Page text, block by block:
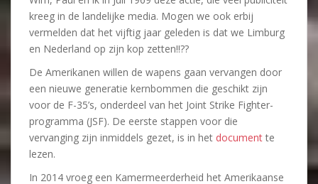
kreeg in de landelijke media. Mogen we ook erbij
vermelden dat het vijftig jaar geleden is dat we Limburg
en Nederland op zijn kop zetten!!??
De Amerikanen willen de wapens gaan vervangen door
een nieuwe generatie kernbommen die geschikt zijn
voor de F-35’s, onderdeel van het Joint Strike Fighter-
programma (JSF). De eerste stappen voor die
vervanging zijn inmiddels gezet, is in het document te
lezen.
In 2014 vroeg een Kamermeerderheid het Amerikaanse